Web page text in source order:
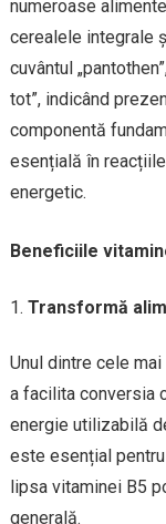
numeroase
cerealele integrale
cuvântul
tot”, indicând
componentă
esențială în
energetic.
Beneficiile
Transformă
Unul dintre cele
a facilita conversia
energie utilizabilă
este esențial
lipsa vitaminei B5
generală.